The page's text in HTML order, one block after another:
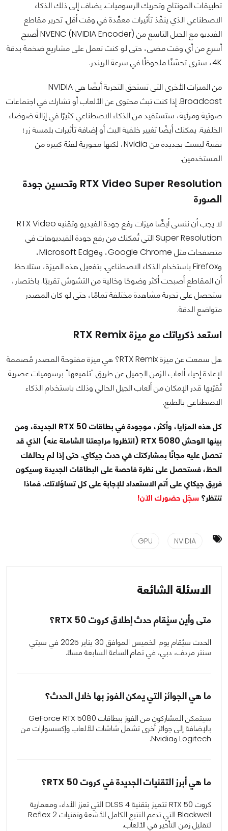
تطبيقات المونتاج وتحريك الرسوميات. يضاف إلى ذلك الذكاء
الاصطناعي الذي ينفّذ تأثيرات معقّدة في وقت أقل. تحرير مقاطع
الفيديو مع الجيل التاسع من NVENC (NVIDIA Encoder) أصبح
أسرع من أي وقت مضى، حتى لو كنت تعمل على مشاريع ضخمة بدقة
4K، سترى تحسّنًا ملحوظًا في سرعة الريندر.
من الميزات الأخرى التي تستحق التجربة أيضًا هي NVIDIA
Broadcast. إذا كنت تبث محتوى عن الألعاب أو تشارك في اجتماعات
صوتية ومرئية، ستستفيد من الذكاء الاصطناعي كثيرًا في إزالة ضوضاء
الخلفية. يمكنك أيضًا تغيير خلفية البث أو إضافة تأثيرات بلمسة زر؛
تقنية ليست بجديدة من Nvidia، لكنها محورية لفئة كبيرة من
المستخدمين.
RTX Video Super Resolution وتحسين جودة
الصورة
لا يجب أن ننسى أيضًا ميزات رفع جودة الفيديو وتقنية RTX Video
Super Resolution التي تُمكنك من رفع جودة الفيديوهات في
متصفحات مثل Google Chrome، وMicrosoft Edge،
وFirefox باستخدام الذكاء الاصطناعي. بتفعيل هذه الميزة، ستلاحظ
أن المقاطع أصبحت أكثر وضوحًا وخالية من التشوش تقريبًا. باختصار،
ستحصل على تجربة مشاهدة مختلفة تمامًا، حتى لو كان المصدر
متواضع الدقة.
استعد ذكرياتك مع ميزة RTX Remix
هل سمعت عن ميزة RTX Remix؟ هي ميزة مفتوحة المصدر مُصممة
لإعادة إحياء ألعاب الزمن الجميل عن طريق "تلميعها" برسوميات عصرية
تُقرّبها قدر الإمكان من ألعاب الجيل الحالي وذلك باستخدام الذكاء
الاصطناعي بالطبع.
كل هذه المزايا، وأكثر، موجودة في بطاقات RTX 50 الجديدة، ومن
بينها الوحش RTX 5080 (انتظروا مراجعتنا الشاملة عنه) الذي قد
تحصل عليه مجانًا بمشاركتك في حدث جيكاي. حتى إذا لم يحالفك
الحظ، فستحصل على نظرة فاحصة على البطاقات الجديدة وسيكون
فريق جيكاي على أتم الاستعداد للإجابة على كل تساؤلاتك. فماذا
تنتظر؟ سجّل حضورك الآن!
NVIDIA
GPU
الاسئلة الشائعة
متى وأين سيُقام حدث إطلاق كروت RTX 50؟
الحدث سيُقام يوم الخميس الموافق 30 يناير 2025 في سيتي
سنتر مردف، دبي، في تمام الساعة السابعة مساءً.
ما هي الجوائز التي يمكن الفوز بها خلال الحدث؟
سيتمكن المشاركون من الفوز ببطاقات GeForce RTX 5080
بالإضافة إلى جوائز أخرى تشمل شاشات للألعاب وإكسسوارات من
Logitech وNvidia.
ما هي أبرز التقنيات الجديدة في كروت RTX 50؟
كروت RTX 50 تتميز بتقنية DLSS 4 التي تعزز الأداء، ومعمارية
Blackwell التي تدعم التتبع الكامل للأشعة وتقنيات Reflex 2
لتقليل زمن التأخير في الألعاب.